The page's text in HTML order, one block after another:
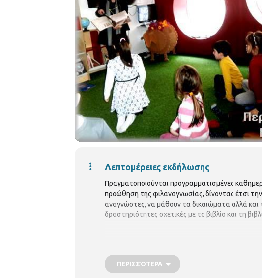
Λεπτομέρειες εκδήλωσης
Πραγματοποιούνται προγραμματισμένες
προώθηση της φιλαναγνωσίας, δίνοντας έτσι την
αναγνώστες, να μάθουν τα δικαιώματα αλλά και
δραστηριότητες σχετικές με το βιβλίο και τη
ΠΕΡΙΣΣΌΤΕΡΑ